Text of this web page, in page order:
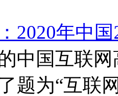
2020年中
中国互联
题为“互联